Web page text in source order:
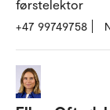
førstelektor
+47 99749758